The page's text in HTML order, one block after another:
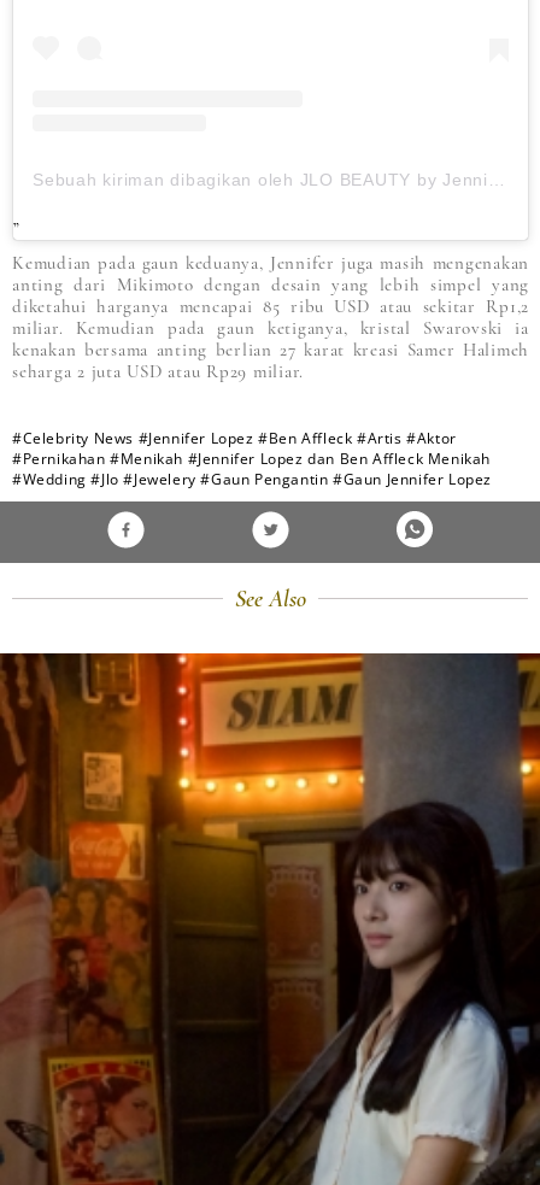
Kemudian pada gaun keduanya, Jennifer juga masih mengenakan
anting dari Mikimoto dengan desain yang lebih simpel yang
diketahui harganya mencapai 85 ribu USD atau sekitar Rp1,2
miliar. Kemudian pada gaun ketiganya, kristal Swarovski ia
kenakan bersama anting berlian 27 karat kreasi Samer Halimeh
seharga 2 juta USD atau Rp29 miliar.
#Celebrity News #Jennifer Lopez #Ben Affleck #Artis #Aktor
#Pernikahan #Menikah #Jennifer Lopez dan Ben Affleck Menikah
#Wedding #Jlo #Jewelery #Gaun Pengantin #Gaun Jennifer Lopez
See Also